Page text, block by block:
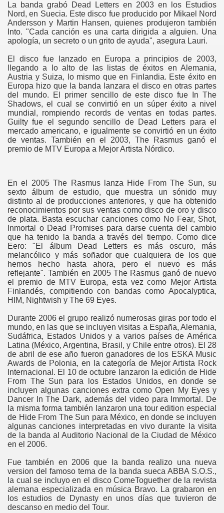
La banda grabó Dead Letters en 2003 en los Estudios
Nord, en Suecia. Este disco fue producido por Mikael Nord
Andersson y Martin Hansen, quienes produjeron también
Into. "Cada canción es una carta dirigida a alguien. Una
apología, un secreto o un grito de ayuda", asegura Lauri.
El disco fue lanzado en Europa a principios de 2003,
llegando a lo alto de las listas de éxitos en Alemania,
Austria y Suiza, lo mismo que en Finlandia. Este éxito en
Europa hizo que la banda lanzara el disco en otras partes
del mundo. El primer sencillo de este disco fue In The
Shadows, el cual se convirtió en un súper éxito a nivel
mundial, rompiendo records de ventas en todas partes.
Guilty fue el segundo sencillo de Dead Letters para el
mercado americano, e igualmente se convirtió en un éxito
de ventas. También en el 2003, The Rasmus ganó el
premio de MTV Europa a Mejor Artista Nórdico.
En el 2005 The Rasmus lanza Hide From The Sun, su
sexto álbum de estudio, que muestra un sónido muy
distinto al de producciones anteriores, y que ha obtenido
reconocimientos por sus ventas como disco de oro y disco
de plata. Basta escuchar canciones como No Fear, Shot,
Inmortal o Dead Promises para darse cuenta del cambio
que ha tenido la banda a través del tiempo. Como dice
Eero: "El álbum Dead Letters es más oscuro, más
melancólico y más soñador que cualquiera de los que
hemos hecho hasta ahora, pero el nuevo es más
reflejante". También en 2005 The Rasmus ganó de nuevo
el premio de MTV Europa, esta vez como Mejor Artista
Finlandés, compitiendo con bandas como Apocalyptica,
HIM, Nightwish y The 69 Eyes.
Durante 2006 el grupo realizó numerosas giras por todo el
mundo, en las que se incluyen visitas a España, Alemania,
Sudáfrica, Estados Unidos y a varios países de América
Latina (México, Argentina, Brasil, y Chile entre otros). El 28
de abril de ese año fueron ganadores de los ESKA Music
Awards de Polonia, en la categoría de Mejor Artista Rock
Internacional. El 10 de octubre lanzaron la edición de Hide
From The Sun para los Estados Unidos, en donde se
incluyen algunas canciones extra como Open My Eyes y
Dancer In The Dark, además del video para Immortal. De
la misma forma también lanzaron una tour edition especial
de Hide From The Sun para México, en donde se incluyen
algunas canciones interpretadas en vivo durante la visita
de la banda al Auditorio Nacional de la Ciudad de México
en el 2006.
Fue también en 2006 que la banda realizo una nueva
version del famoso tema de la banda sueca ABBA S.O.S.,
la cual se incluyo en el disco ComeToguether de la revista
alemana especializada en música Bravo. La grabaron en
los estudios de Dynasty en unos días que tuvieron de
descanso en medio del Tour.